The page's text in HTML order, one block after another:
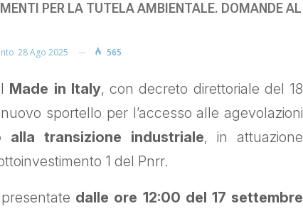
PER LA TUTELA AMBIENTALE. DOMANDE AL
28 Ago 2025 565
Made in Italy, con decreto direttoriale del 18
sportello per l’accesso alle agevolazioni
transizione industriale, in attuazione
1 del Pnrr.
dalle ore 12:00 del 17 settembre